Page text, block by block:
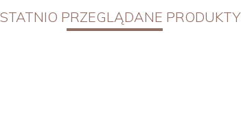
PRZEGLĄDANE PRODUKTY